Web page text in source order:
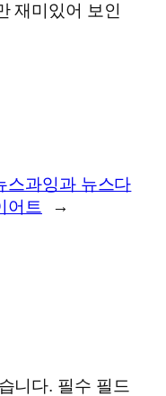
재미있어 보인
스과잉과 뉴스다
어트
→
니다. 필수 필드